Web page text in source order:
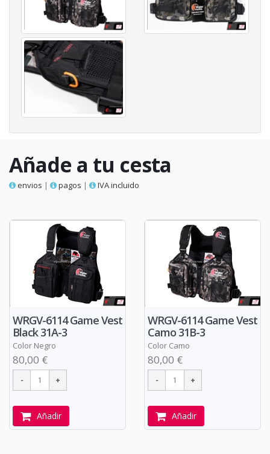
Añade a tu cesta
envios | pagos | IVA incluido
WRGV-6114 Game Vest
Black 31A-3
Color Negro
80,00 €
Añadir
WRGV-6114 Game Vest
Camo 31B-3
Color Camo
80,00 €
Añadir